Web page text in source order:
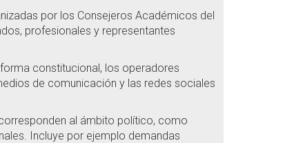
por los Consejeros Académicos del
profesionales y representantes
constitucional, los operadores
de comunicación y las redes sociales
al ámbito político, como
Incluye por ejemplo demandas